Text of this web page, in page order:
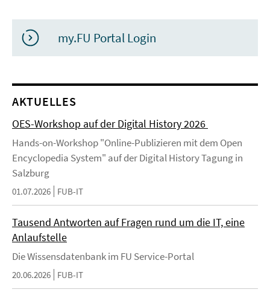
my.FU Portal Login
AKTUELLES
OES-Workshop auf der Digital History 2026
Hands-on-Workshop "Online-Publizieren mit dem Open
Encyclopedia System" auf der Digital History Tagung in
Salzburg
01.07.2026 FUB-IT
Tausend Antworten auf Fragen rund um die IT, eine
Anlaufstelle
Die Wissensdatenbank im FU Service-Portal
20.06.2026 FUB-IT